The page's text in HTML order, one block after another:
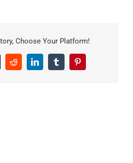
Choose Your Platform!
RedditLinkedInTumblrPinterest